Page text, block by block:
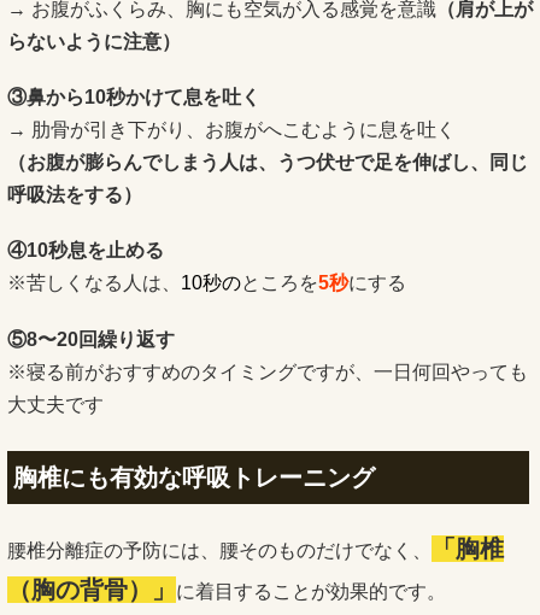
→ お腹がふくらみ、胸にも空気が入る感覚を意識 （肩が上が
らないように注意）
③鼻から10秒かけて息を吐く
→ 肋骨が引き下がり、お腹がへこむように息を吐く
（お腹が膨らんでしまう人は、うつ伏せで足を伸ばし、同じ
呼吸法をする）
④10秒息を止める
※苦しくなる人は、 10秒のところを5秒にする
⑤8〜20回繰り返す
※寝る前がおすすめのタイミングですが、一日何回やっても
大丈夫です
胸椎にも有効な呼吸トレーニング
腰椎分離症の予防には、腰そのものだけでなく、
「胸椎
（胸の背骨）」
に着目することが効果的です。